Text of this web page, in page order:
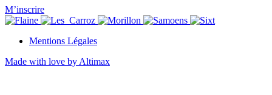
M’inscrire
Mentions Légales
Made with love by Altimax